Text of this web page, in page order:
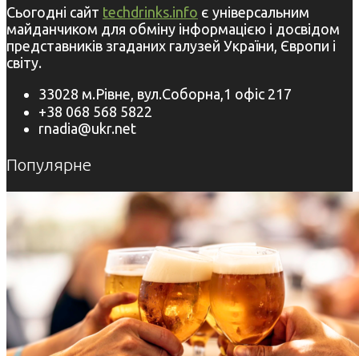
Сьогодні сайт techdrinks.info є універсальним
майданчиком для обміну інформацією і досвідом
представників згаданих галузей України, Європи і
світу.
33028 м.Рівне, вул.Соборна,1 офіс 217
+38 068 568 5822
rnadia@ukr.net
Популярне